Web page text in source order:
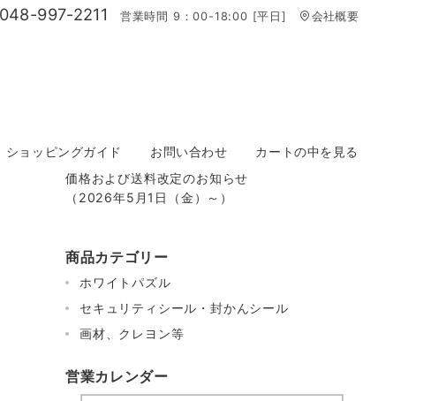
048-997-2211 営業時間 9：00-18:00 [平日] 会社概要
ショッピングガイド お問い合わせ カートの中を見る
価格および送料改定のお知らせ
（2026年5月1日（金）～）
商品カテゴリー
ホワイトパズル
セキュリティシール・封かんシール
画材、クレヨン等
営業カレンダー